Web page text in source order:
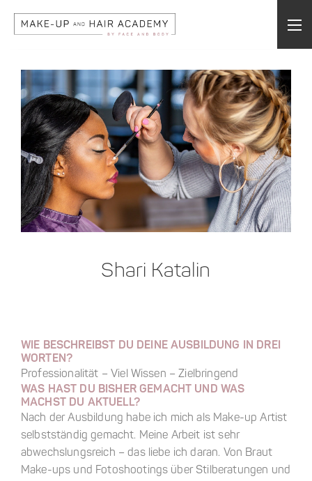
Shari Katalin
WIE BESCHREIBST DU DEINE AUSBILDUNG IN DREI
WORTEN?
Professionalität – Viel Wissen – Zielbringend
WAS HAST DU BISHER GEMACHT UND WAS
MACHST DU AKTUELL?
Nach der Ausbildung habe ich mich als Make-up Artist
selbstständig gemacht. Meine Arbeit ist sehr
abwechslungsreich – das liebe ich daran. Von Braut
Make-ups und Fotoshootings über Stilberatungen und